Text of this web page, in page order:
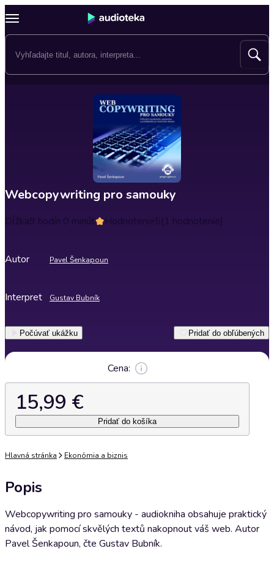
Webcopywriting pro samouky
Dĺžka9 hodín 0 minút Hodnotenie5(1 hodnotenie)
Autor Pavel Šenkapoun
Interpret Gustav Bubník
Počúvať ukážku Pridať do obľúbených
Cena:
15,99 €
Pridať do košíka
Hlavná stránka Ekonómia a biznis
Popis
Webcopywriting pro samouky - audiokniha obsahuje praktický
návod, jak pomocí skvělých textů nakopnout váš web. Autor
Pavel Šenkapoun, čte Gustav Bubník.